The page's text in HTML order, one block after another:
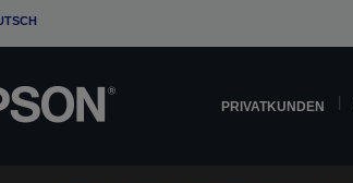
PRIVATKUNDEN